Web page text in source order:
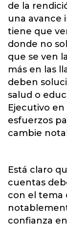
de la
una avance
tiene que
donde no
que se ven
más en las
deben
salud o
Ejecutivo
esfuerzos
cambie
Está claro
cuentas
con el tema
confianza